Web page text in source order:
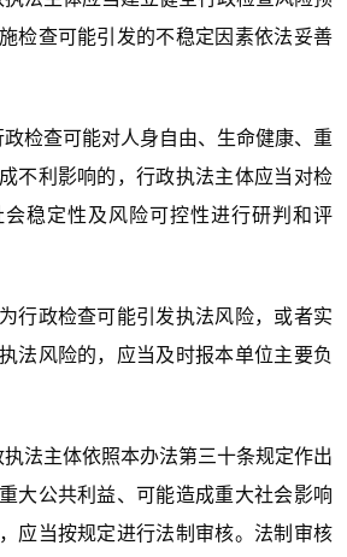
检查可能引发的不稳定因素依法妥善
政检查可能对人身自由、生命健康、重
不利影响的，行政执法主体应当对检
稳定性及风险可控性进行研判和评
政检查可能引发执法风险，或者实
法风险的，应当及时报本单位主要负
执法主体依照本办法第三十条规定作出
大公共利益、可能造成重大社会影响
应当按规定进行法制审核。法制审核